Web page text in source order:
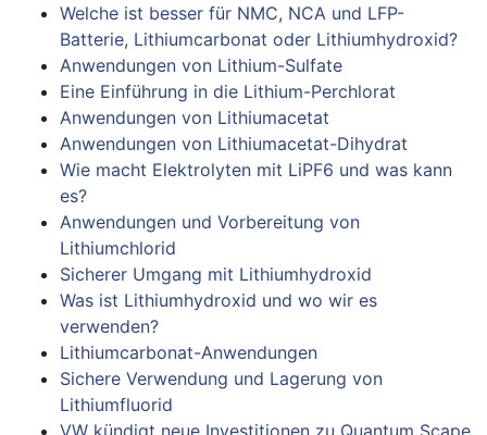
Welche ist besser für NMC, NCA und LFP-
Batterie, Lithiumcarbonat oder Lithiumhydroxid?
Anwendungen von Lithium-Sulfate
Eine Einführung in die Lithium-Perchlorat
Anwendungen von Lithiumacetat
Anwendungen von Lithiumacetat-Dihydrat
Wie macht Elektrolyten mit LiPF6 und was kann
es?
Anwendungen und Vorbereitung von
Lithiumchlorid
Sicherer Umgang mit Lithiumhydroxid
Was ist Lithiumhydroxid und wo wir es
verwenden?
Lithiumcarbonat-Anwendungen
Sichere Verwendung und Lagerung von
Lithiumfluorid
VW kündigt neue Investitionen zu Quantum Scape